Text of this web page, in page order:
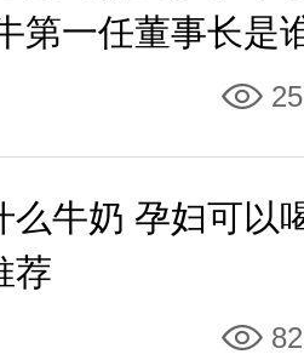
第一任董事长是
么牛奶 孕妇可以
荐